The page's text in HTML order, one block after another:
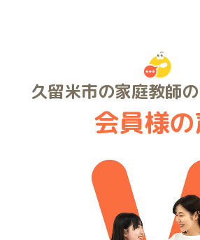
久留米市の家庭教師
会員様